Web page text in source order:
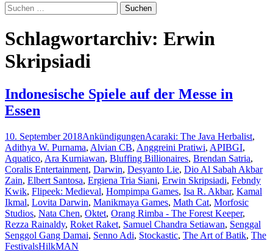
Suchen
nach:
Schlagwortarchiv: Erwin
Skripsiadi
Indonesische Spiele auf der Messe in
Essen
10. September 2018AnkündigungenAcaraki: The Java Herbalist,
Adithya W. Purnama, Alvian CB, Anggreini Pratiwi, APIBGI,
Aquatico, Ara Kurniawan, Bluffing Billionaires, Brendan Satria,
Coralis Entertainment, Darwin, Desyanto Lie, Dio Al Sabah Akbar
Zain, Elbert Santosa, Ergiena Tria Siani, Erwin Skripsiadi, Febndy
Kwik, Flipeek: Medieval, Hompimpa Games, Isa R. Akbar, Kamal
Ikmal, Lovita Darwin, Manikmaya Games, Math Cat, Morfosic
Studios, Nata Chen, Oktet, Orang Rimba - The Forest Keeper,
Rezza Rainaldy, Roket Raket, Samuel Chandra Setiawan, Senggal
Senggol Gang Damai, Senno Adi, Stockastic, The Art of Batik, The
FestivalsHilkMAN